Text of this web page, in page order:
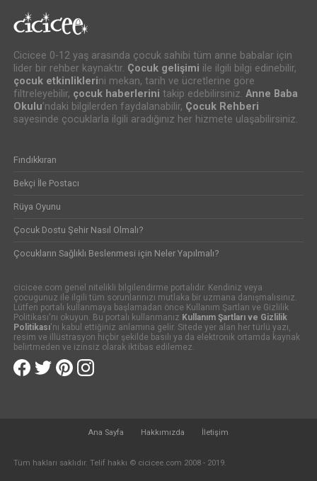
Cicicee 0-12 yaş arasında çocuk sahibi tüm anne babalar için
lider bir rehber kaynaktır. Çocuk gelişimi ile ilgili bilgi edinebilir,
çocuk etkinliklerini mekan, tarih ve ücretlerine göre
filtreleyebilir, çocuk haberlerini takip edebilirsiniz. Anne Baba
Okulu’ndaki bilgilerden faydalanabilir, Çocuk Rehberi
sayesinde çocuklarla ilgili aradığınız her hizmete ulaşabilirsiniz.
Fındıkkıran
Bekçi İle Postacı
Rüya Oyunu
Çocuk Dostu Şehir Nasıl Olmalı?
Çocukların Sağlıklı Beslenmesi için Neler Yapılmalı?
cicicee.com genel nitelikli bilgilendirme portalıdır. Kendiniz veya
çocugunuz ile ilgili tüm sorunlarınızı mutlaka bir uzmana danışmalısınız.
Lütfen portalı kullanmaya başlamadan önce Kullanım Şartları ve Gizlilik
Politikası'nı okuyun. Bu portalı kullanmanız Kullanım Şartları ve Gizlilik
Politikası'nı kabul ettiğiniz anlamına gelir. Sitede yer alan her türlü yazı,
resim ve illüstrasyon hiçbir şekilde basılı ya da elektronik ortamda kaynak
belirtmeden ve izinsiz olarak iktibas edilemez.
Ana Sayfa Hakkımızda İletişim
Tüm hakları saklıdır. Telif hakkı © cicicee.com 2008 - 2019.